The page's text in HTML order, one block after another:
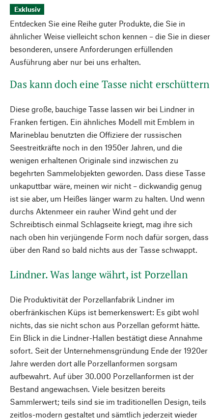
Exklusiv
Entdecken Sie eine Reihe guter Produkte, die Sie in
ähnlicher Weise vielleicht schon kennen – die Sie in dieser
besonderen, unsere Anforderungen erfüllenden
Ausführung aber nur bei uns erhalten.
Das kann doch eine Tasse nicht erschüttern
Diese große, bauchige Tasse lassen wir bei Lindner in
Franken fertigen. Ein ähnliches Modell mit Emblem in
Marineblau benutzten die Offiziere der russischen
Seestreitkräfte noch in den 1950er Jahren, und die
wenigen erhaltenen Originale sind inzwischen zu
begehrten Sammelobjekten geworden. Dass diese Tasse
unkaputtbar wäre, meinen wir nicht – dickwandig genug
ist sie aber, um Heißes länger warm zu halten. Und wenn
durchs Aktenmeer ein rauher Wind geht und der
Schreibtisch einmal Schlagseite kriegt, mag ihre sich
nach oben hin verjüngende Form noch dafür sorgen, dass
über den Rand so bald nichts aus der Tasse schwappt.
Lindner. Was lange währt, ist Porzellan
Die Produktivität der Porzellanfabrik Lindner im
oberfränkischen Küps ist bemerkenswert: Es gibt wohl
nichts, das sie nicht schon aus Porzellan geformt hätte.
Ein Blick in die Lindner-Hallen bestätigt diese Annahme
sofort. Seit der Unternehmensgründung Ende der 1920er
Jahre werden dort alle Porzellanformen sorgsam
aufbewahrt. Auf über 30.000 Porzellanformen ist der
Bestand angewachsen. Viele besitzen bereits
Sammlerwert; teils sind sie im traditionellen Design, teils
zeitlos-modern gestaltet und sämtlich jederzeit wieder